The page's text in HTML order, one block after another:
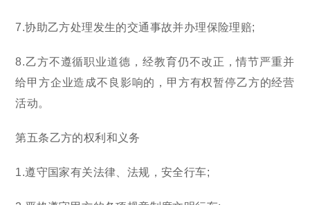
7.协助乙方处理发生的交通事故并办理保险理赔;
8.乙方不遵循职业道德，经教育仍不改正，情节严重并
给甲方企业造成不良影响的，甲方有权暂停乙方的经营
活动。
第五条乙方的权利和义务
1.遵守国家有关法律、法规，安全行车;